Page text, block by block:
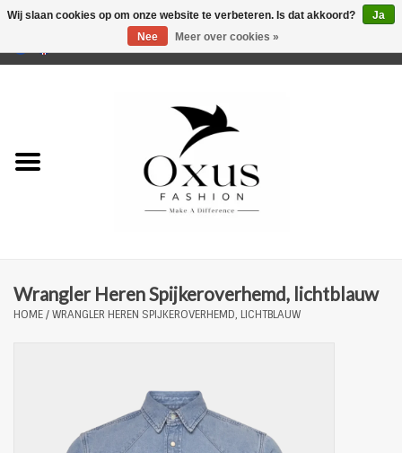
Merken
Wrangler Heren Spijkeroverhemd, lichtblauw
HOME/WRANGLER HEREN SPIJKEROVERHEMD, LICHTBLAUW
Wij slaan cookies op om onze website te verbeteren. Is dat akkoord?
Ja
Nee
Meer over cookies »